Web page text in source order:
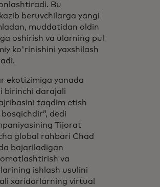
Bu
beruvchilarga yangi
muddatidan oldin
oshirish va ularning pul
ko'rinishini yaxshilash
ekotizimiga yanada
birinchi darajali
taqdim etish
dedi
Tijorat
global rahbari Chad
bajariladigan
va
ishlash usulini
xaridorlarning virtual